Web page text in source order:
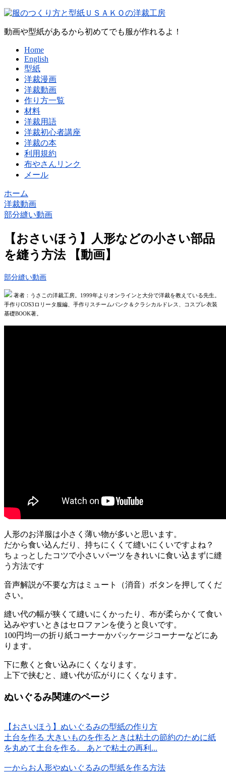
動画や型紙があるから初めてでも服が作れるよ！
Home
English
型紙
洋裁漫画
洋裁動画
作り方一覧
材料
洋裁用語
洋裁初心者講座
洋裁の本
利用規約
布やさんリンク
メール
ホーム
洋裁動画
部分縫い動画
【おさいほう】人形などの小さい部品
を縫う方法 【動画】
部分縫い動画
著者：うさこの洋裁工房。1999年よりオンラインと大分で洋裁を教えている先生。
手作りCOS3ロリータ服編、手作りスチームパンク＆クラシカルドレス、コスプレ衣装
基礎BOOK著。
人形のお洋服は小さく薄い物が多いと思います。
だから食い込んだり、持ちにくくて縫いにくいですよね？
ちょっとしたコツで小さいパーツをきれいに食い込まずに縫
う方法です
音声解説が不要な方はミュート（消音）ボタンを押してくだ
さい。
縫い代の幅が狭くて縫いにくかったり、布が柔らかくて食い
込みやすいときはセロファンを使うと良いです。
100円均一の折り紙コーナーかパッケージコーナーなどにあ
ります。
下に敷くと食い込みにくくなります。
上下で挟むと、縫い代が広がりにくくなります。
ぬいぐるみ関連のページ
【おさいほう】ぬいぐるみの型紙の作り方
土台を作る 大きいものを作るときは粘土の節約のために紙
を丸めて土台を作る。 あとで粘土の再利...
一からお人形やぬいぐるみの型紙を作る方法